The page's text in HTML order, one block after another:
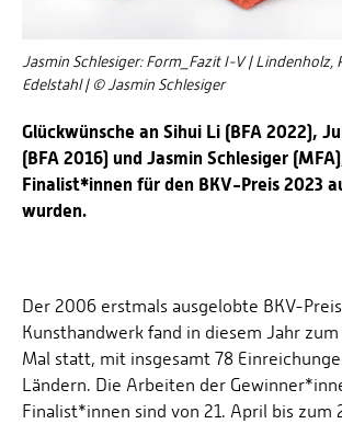
Jasmin Schlesiger: Form_Fazit I-V | Lindenholz,
Edelstahl | © Jasmin Schlesiger
Glückwünsche an Sihui Li (BFA 2022),
(BFA 2016) und Jasmin Schlesiger
Finalist*innen für den BKV-Preis 2023
wurden.
Der 2006 erstmals ausgelobte BKV-
Kunsthandwerk fand in diesem Jahr
Mal statt, mit insgesamt 78
Ländern. Die Arbeiten der
Finalist*innen sind von 21. April bis zum